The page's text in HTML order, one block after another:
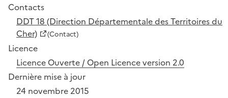
Contacts
DDT 18 (Direction Départementale des Territoires du
Cher)
(Contact)
Licence
Licence Ouverte / Open Licence version 2.0
Dernière mise à jour
24 novembre 2015